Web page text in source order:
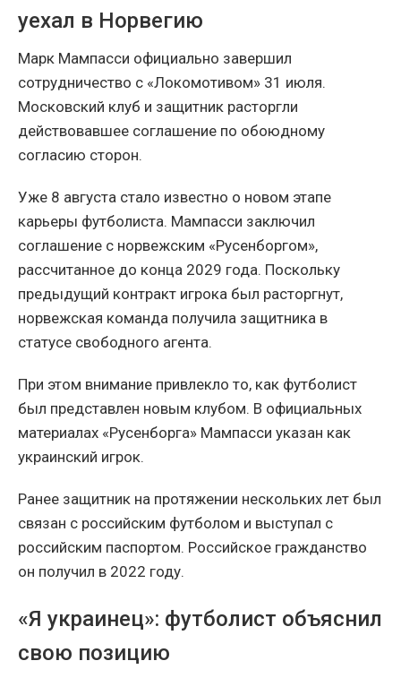
уехал в Норвегию
Марк Мампасси официально завершил
сотрудничество с «Локомотивом» 31 июля.
Московский клуб и защитник расторгли
действовавшее соглашение по обоюдному
согласию сторон.
Уже 8 августа стало известно о новом этапе
карьеры футболиста. Мампасси заключил
соглашение с норвежским «Русенборгом»,
рассчитанное до конца 2029 года. Поскольку
предыдущий контракт игрока был расторгнут,
норвежская команда получила защитника в
статусе свободного агента.
При этом внимание привлекло то, как футболист
был представлен новым клубом. В официальных
материалах «Русенборга» Мампасси указан как
украинский игрок.
Ранее защитник на протяжении нескольких лет был
связан с российским футболом и выступал с
российским паспортом. Российское гражданство
он получил в 2022 году.
«Я украинец»: футболист объяснил
свою позицию